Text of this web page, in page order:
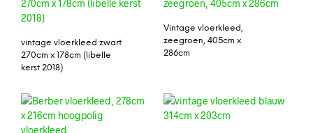
vintage vloerkleed zwart
270cm x 178cm (libelle
kerst 2018)
Vintage vloerkleed,
zeegroen, 405cm x
286cm